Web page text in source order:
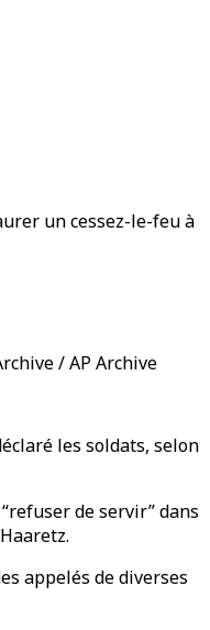
un cessez-le-feu à
/ AP Archive
les soldats, selon
de servir” dans
appelés de diverses